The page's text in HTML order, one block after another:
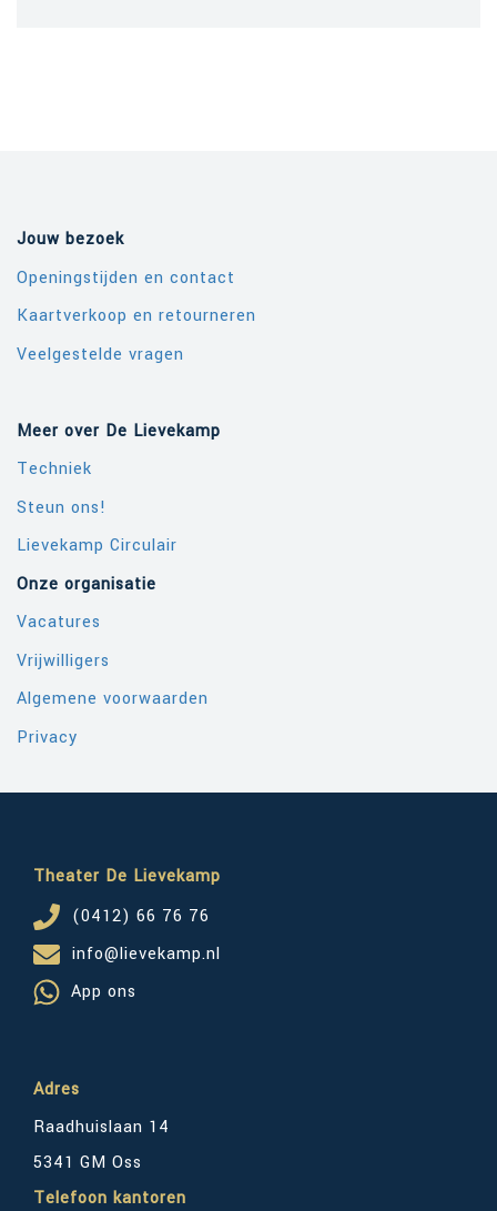
Jouw bezoek
Openingstijden en contact
Kaartverkoop en retourneren
Veelgestelde vragen
Meer over De Lievekamp
Techniek
Steun ons!
Lievekamp Circulair
Onze organisatie
Vacatures
Vrijwilligers
Algemene voorwaarden
Privacy
Theater De Lievekamp
(0412) 66 76 76
info@lievekamp.nl
App ons
Adres
Raadhuislaan 14
5341 GM Oss
Telefoon kantoren